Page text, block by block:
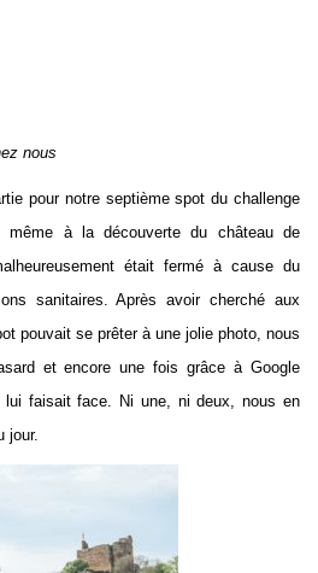
nous
pour notre septième spot du challenge
même à la découverte du château de
était fermé à cause du
sanitaires. Après avoir cherché aux
pouvait se prêter à une jolie photo, nous
et encore une fois grâce à Google
lui faisait face. Ni une, ni deux, nous en
jour.